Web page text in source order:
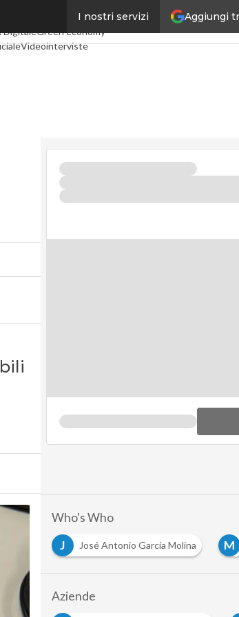
Aggiungi
I nostri servizi
Industria 4.0
DigitaleGreen economy
Videointerviste
Who's Who
J
José Antonio Garcia Molina M
Aziende